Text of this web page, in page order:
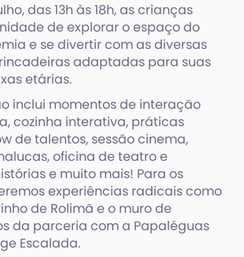
das 13h às 18h, as crianças
de explorar o espaço do
e se divertir com as diversas
adaptadas para suas
etárias.
inclui momentos de interação
cozinha interativa, práticas
de talentos, sessão cinema,
oficina de teatro e
e muito mais! Para os
experiências radicais como
de Rolimã e o muro de
da parceria com a Papaléguas
Escalada.